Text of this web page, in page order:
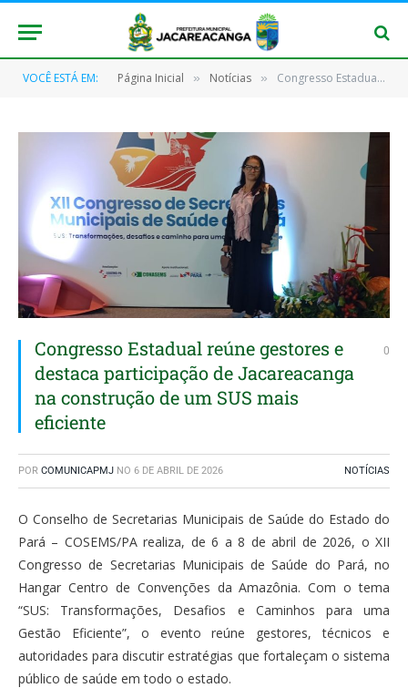
VOCÊ ESTÁ EM: Página Inicial » Notícias » Congresso Estadual reúne gestores e destaca participação de Jacareacanga na construção de um SUS mais eficiente
Congresso Estadual reúne gestores e
destaca participação de Jacareacanga
na construção de um SUS mais
eficiente
0
POR COMUNICAPMJ NO 6 DE ABRIL DE 2026 NOTÍCIAS
O Conselho de Secretarias Municipais de Saúde do Estado do
Pará – COSEMS/PA realiza, de 6 a 8 de abril de 2026, o XII
Congresso de Secretarias Municipais de Saúde do Pará, no
Hangar Centro de Convenções da Amazônia. Com o tema
“SUS: Transformações, Desafios e Caminhos para uma
Gestão Eficiente”, o evento reúne gestores, técnicos e
autoridades para discutir estratégias que fortaleçam o sistema
público de saúde em todo o estado.